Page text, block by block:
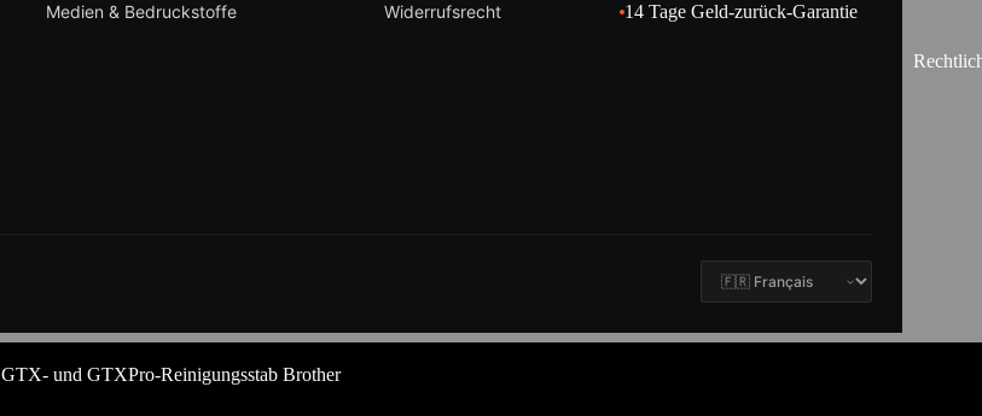
Medien & Bedruckstoffe
Widerrufsrecht
14 Tage Geld-zurück-Garantie
GTX- und GTXPro-Reinigungsstab Brother